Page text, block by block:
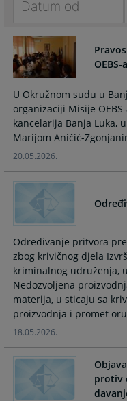
forward
to
interact
with
the
calendar
and
select
date.
Press
question
mark
key
to
get
the
keyboard
shortcuts
for
changing
dates.
OEBS-a
U Okružnom sudu u
organizaciji Misije
kancelarija Banja Luka,
Marijom Aničić-
20.05.2026.
Određivanje pritvora
zbog krivičnog djela
kriminalnog udruženja,
Nedozvoljena
materija, u sticaju sa
proizvodnja i promet
18.05.2026.
protiv